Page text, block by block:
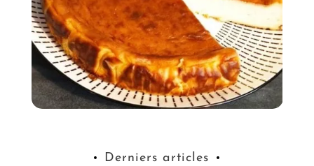
Derniers articles